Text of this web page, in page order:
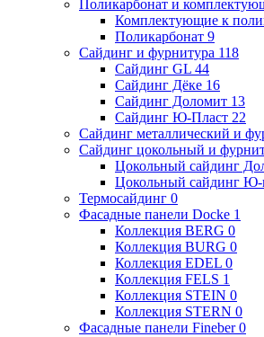
Поликарбонат и
Комплектующие к
Поликарбонат 9
Сайдинг и фурнитура 118
Сайдинг GL 44
Сайдинг Дёке 16
Сайдинг Доломит 13
Сайдинг Ю-Пласт 22
Сайдинг металлический и
Сайдинг цокольный и
Цокольный сайдинг
Цокольный сайдинг Ю-
Термосайдинг 0
Фасадные панели Docke 1
Коллекция BERG 0
Коллекция BURG 0
Коллекция EDEL 0
Коллекция FELS 1
Коллекция STEIN 0
Коллекция STERN 0
Фасадные панели Fineber0